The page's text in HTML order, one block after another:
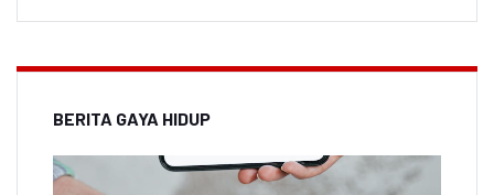
BERITA GAYA HIDUP